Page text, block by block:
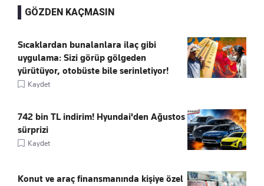
GÖZDEN KAÇMASIN
Sıcaklardan bunalanlara ilaç gibi
uygulama: Sizi görüp gölgeden
yürütüyor, otobüste bile serinletiyor!
Kaydet
742 bin TL indirim! Hyundai'den Ağustos
sürprizi
Kaydet
Konut ve araç finansmanında kişiye özel